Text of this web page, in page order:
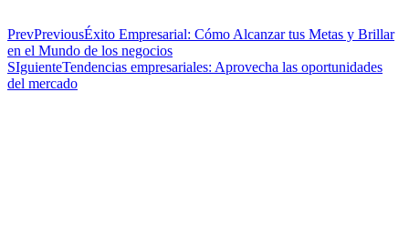
PrevPreviousÉxito Empresarial: Cómo Alcanzar tus Metas y Brillar
en el Mundo de los negocios
SIguienteTendencias empresariales: Aprovecha las oportunidades
del mercado